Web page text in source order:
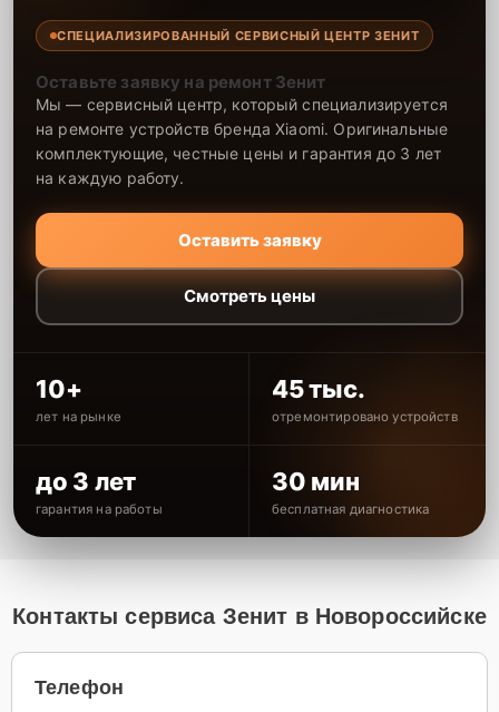
СПЕЦИАЛИЗИРОВАННЫЙ СЕРВИСНЫЙ ЦЕНТР ЗЕНИТ
Оставьте заявку на ремонт Зенит
Мы — сервисный центр, который специализируется
на ремонте устройств бренда Xiaomi. Оригинальные
комплектующие, честные цены и гарантия до 3 лет
на каждую работу.
Оставить заявку
Смотреть цены
10+
лет на рынке
45 тыс.
отремонтировано устройств
до 3 лет
гарантия на работы
30 мин
бесплатная диагностика
Контакты сервиса Зенит в Новороссийске
Телефон